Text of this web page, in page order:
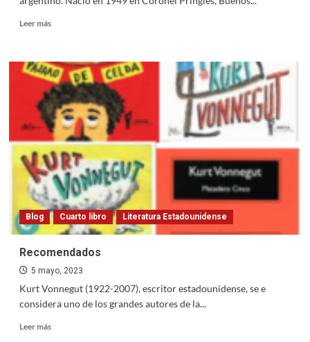
Leer másRead
Literatura
argentina
Blog Cuarto libro Literatura Estadounidense
Recomendados
5 mayo, 2023
Kurt Vonnegut (1922-2007), escritor estadounidense, se e
considera uno de los grandes autores de la...
Leer másRead